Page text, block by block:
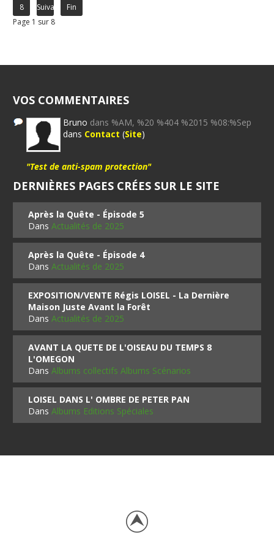
8
Suivant
Fin
Page 1 sur 8
VOS COMMENTAIRES
Bruno dans %AM, %20 %404 %2015 %08:%Sep
dans Contact (Site)
"Test de anti-spam protection"
DERNIÈRES PAGES CRÉES SUR LE SITE
Après la Quête - Épisode 5
DansActualités de 2025
Après la Quête - Épisode 4
DansActualités de 2025
EXPOSITION/VENTE Régis LOISEL - La Dernière
Maison Juste Avant la Forêt
DansActualités de 2025
AVANT LA QUETE DE L'OISEAU DU TEMPS 8
L'OMEGON
DansAlbums collectifs Albums Scénarios
LOISEL DANS L' OMBRE DE PETER PAN
DansAlbums Editions Spéciales